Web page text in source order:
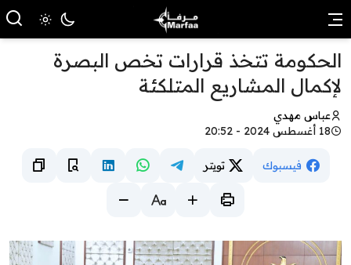
الحكومة تتخذ قرارات تخص البصرة
لإكمال المشاريع المتلكئة
عباس مهدي
18 أغسطس 2024 - 20:52
فيسبوك تويتر